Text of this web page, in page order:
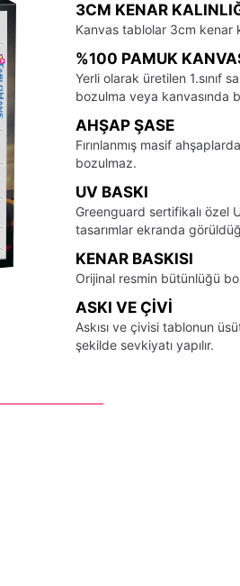
3CM KENAR
Kanvas tablolar 3cm kenar
%100 PAMUK
Yerli olarak üretilen 1.sınıf
bozulma veya kanvasında
AHŞAP ŞASE
Fırınlanmış masif
bozulmaz.
UV BASKI
Greenguard sertifikalı özel
tasarımlar ekranda
KENAR BASKISI
Orijinal resmin bütünlüğü
ASKI VE ÇIVI
Askısı ve çivisi tablonun
şekilde sevkiyatı yapılır.